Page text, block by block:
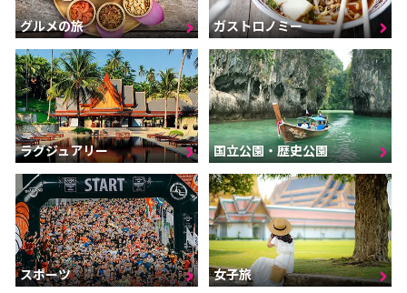
グルメの旅 ガストロノミー
ラグジュアリー 国立公園・歴史公園
スポーツ 女子旅